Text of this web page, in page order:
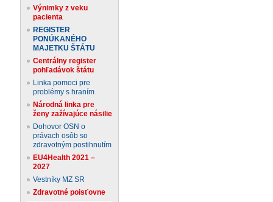
Výnimky z veku
pacienta
REGISTER
PONÚKANÉHO
MAJETKU ŠTÁTU
Centrálny register
pohľadávok štátu
Linka pomoci pre
problémy s hraním
Národná linka pre
ženy zažívajúce násilie
Dohovor OSN o
právach osôb so
zdravotným postihnutím
EU4Health 2021 –
2027
Vestníky MZ SR
Zdravotné poisťovne